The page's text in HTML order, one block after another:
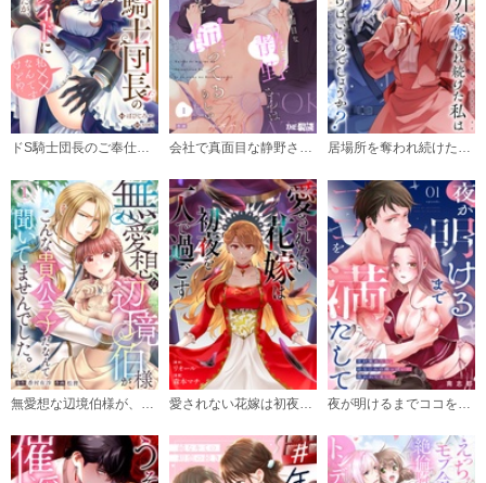
ドS騎士団長のご奉仕メイドに任命されましたが、私××なんですけど！？（分冊版） 会社で真面目な静野さんは家で男を飼ってるらしい 居場所を奪われ続けた私はどこに行けばいいのでしょうか？（分冊版）